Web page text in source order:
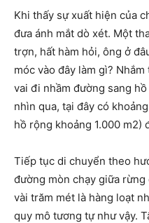
Khi thấy sự xuất hiện của
đưa ánh mắt dò xét. Một
trợn, hất hàm hỏi, ông ở
móc vào đây làm gì?
vai đi nhầm đường sang
nhìn qua, tại đây có
hồ rộng khoảng 1.000 m2)
Tiếp tục di chuyển theo
đường mòn chạy giữa
vài trăm mét là hàng loạt
quy mô tương tự như vậy.